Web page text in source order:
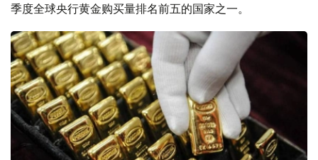
季度全球央行黄金购买量排名前五的国家之一。